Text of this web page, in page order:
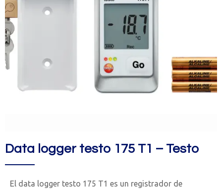
Data logger testo 175 T1 – Testo
El data logger testo 175 T1 es un registrador de